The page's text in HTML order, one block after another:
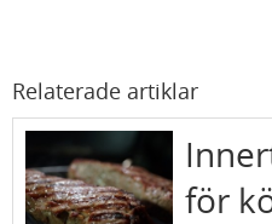
Relaterade artiklar
för